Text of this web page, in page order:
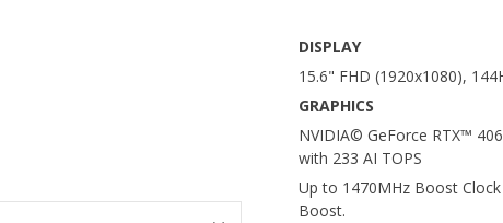
DISPLAY
15.6" FHD (1920x1080),
GRAPHICS
NVIDIA© GeForce RTX™
with 233 AI TOPS
Up to 1470MHz Boost
Boost.